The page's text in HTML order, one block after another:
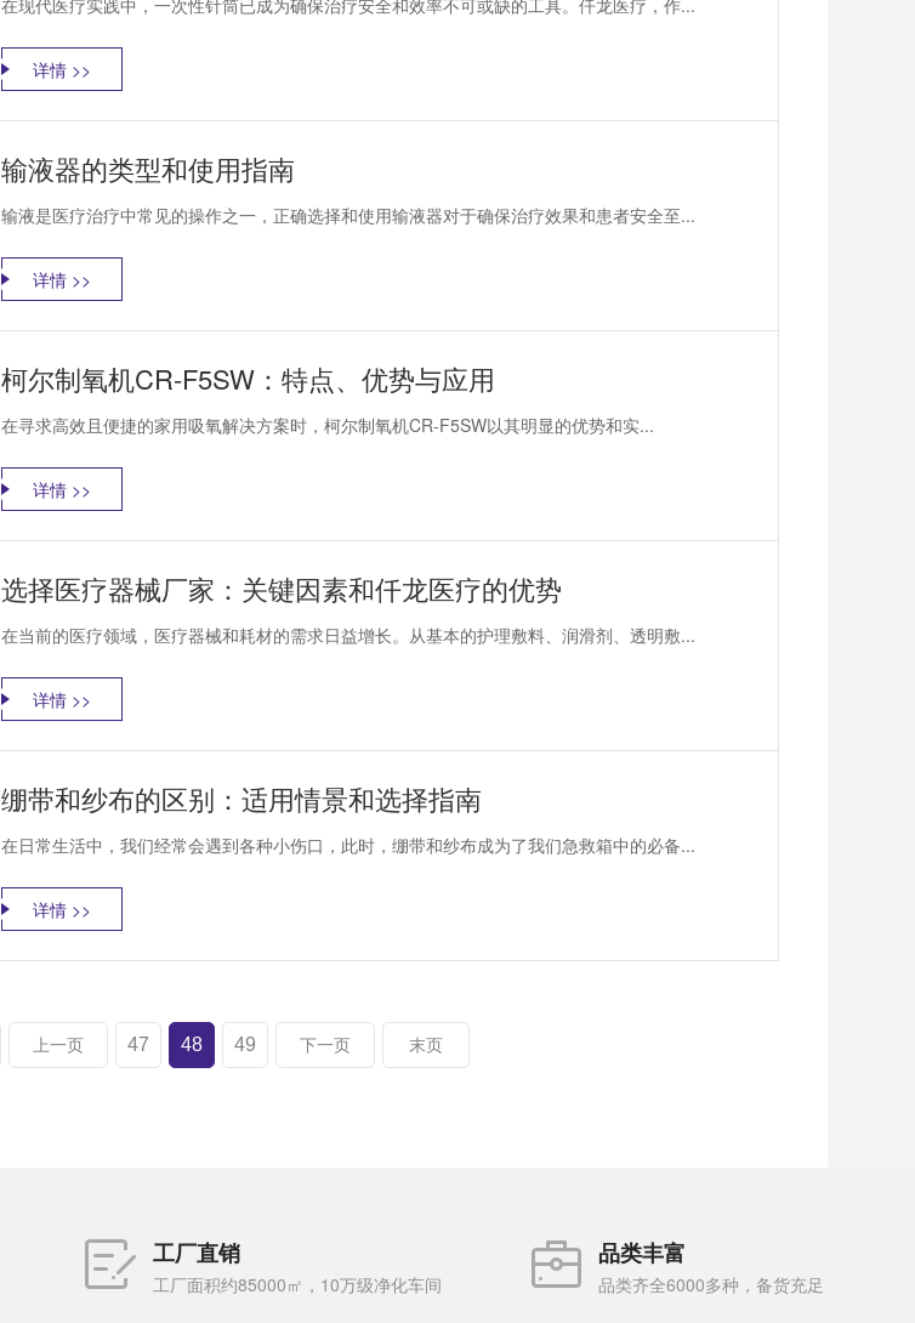
在现代医疗实践中，一次性针筒已成为确保治疗安全和效率不可或缺的工具。仟龙医疗，作...
详情 >>
输液器的类型和使用指南
输液是医疗治疗中常见的操作之一，正确选择和使用输液器对于确保治疗效果和患者安全至...
详情 >>
柯尔制氧机CR-F5SW：特点、优势与应用
在寻求高效且便捷的家用吸氧解决方案时，柯尔制氧机CR-F5SW以其明显的优势和实...
详情 >>
选择医疗器械厂家：关键因素和仟龙医疗的优势
在当前的医疗领域，医疗器械和耗材的需求日益增长。从基本的护理敷料、润滑剂、透明敷...
详情 >>
绷带和纱布的区别：适用情景和选择指南
在日常生活中，我们经常会遇到各种小伤口，此时，绷带和纱布成为了我们急救箱中的必备...
详情 >>
上一页 47 48 49 下一页 末页
工厂直销
工厂面积约85000㎡，10万级净化车间
品类丰富
品类齐全6000多种，备货充足